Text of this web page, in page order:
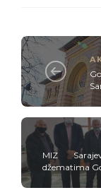
MIZ
džematima